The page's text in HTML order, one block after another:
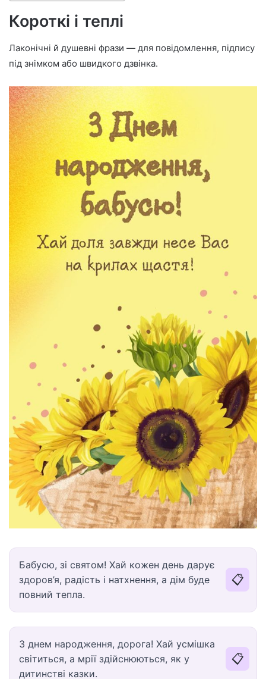
Короткі і теплі
Лаконічні й душевні фрази — для повідомлення, підпису
під знімком або швидкого дзвінка.
Бабусю, зі святом! Хай кожен день дарує
здоров’я, радість і натхнення, а дім буде
повний тепла.
📋
З днем народження, дорога! Хай усмішка
світиться, а мрії здійснюються, як у
дитинстві казки.
📋